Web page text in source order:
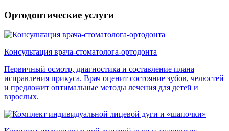
Ортодонтические услуги
Консультация врача-стоматолога-ортодонта
Первичный осмотр, диагностика и составление плана
исправления прикуса. Врач оценит состояние зубов, челюстей
и предложит оптимальные методы лечения для детей и
взрослых.